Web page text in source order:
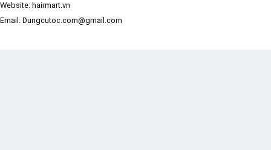
Website: hairmart.vn
Email: Dungcutoc.com@gmail.com